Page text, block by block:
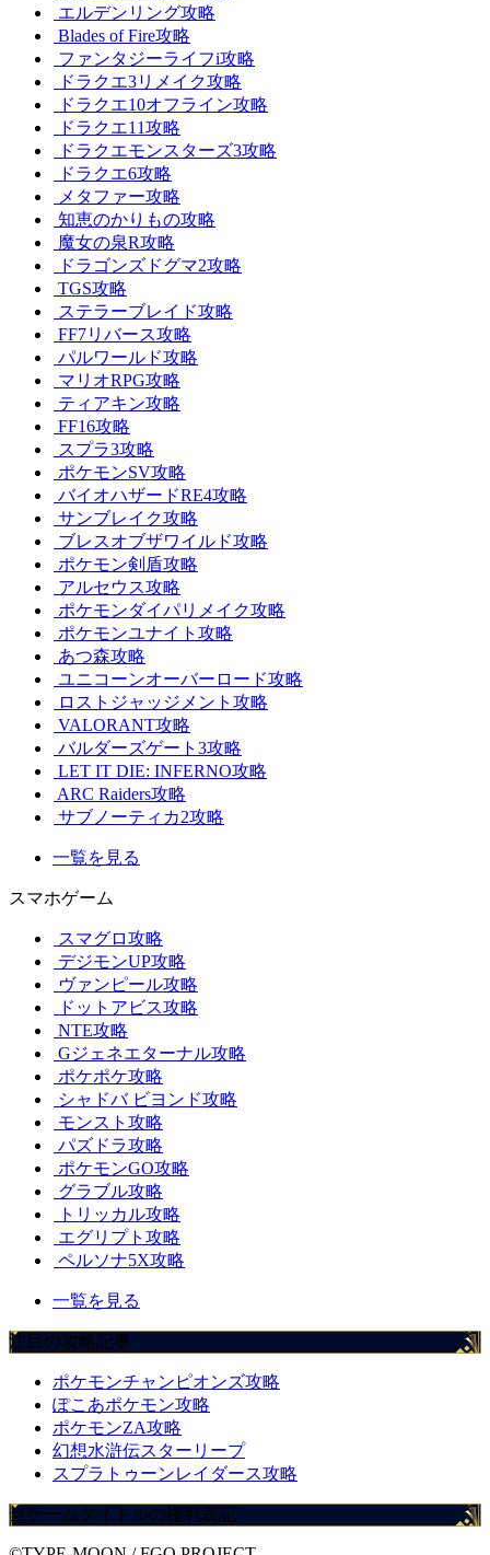
エルデンリング攻略
Blades of Fire攻略
ファンタジーライフi攻略
ドラクエ3リメイク攻略
ドラクエ10オフライン攻略
ドラクエ11攻略
ドラクエモンスターズ3攻略
ドラクエ6攻略
メタファー攻略
知恵のかりもの攻略
魔女の泉R攻略
ドラゴンズドグマ2攻略
TGS攻略
ステラーブレイド攻略
FF7リバース攻略
パルワールド攻略
マリオRPG攻略
ティアキン攻略
FF16攻略
スプラ3攻略
ポケモンSV攻略
バイオハザードRE4攻略
サンブレイク攻略
ブレスオブザワイルド攻略
ポケモン剣盾攻略
アルセウス攻略
ポケモンダイパリメイク攻略
ポケモンユナイト攻略
あつ森攻略
ユニコーンオーバーロード攻略
ロストジャッジメント攻略
VALORANT攻略
バルダーズゲート3攻略
LET IT DIE: INFERNO攻略
ARC Raiders攻略
サブノーティカ2攻略
一覧を見る
スマホゲーム
スマグロ攻略
デジモンUP攻略
ヴァンピール攻略
ドットアビス攻略
NTE攻略
Gジェネエターナル攻略
ポケポケ攻略
シャドバ ビヨンド攻略
モンスト攻略
パズドラ攻略
ポケモンGO攻略
グラブル攻略
トリッカル攻略
エグリプト攻略
ペルソナ5X攻略
一覧を見る
注目の攻略記事
ポケモンチャンピオンズ攻略
ぽこあポケモン攻略
ポケモンZA攻略
幻想水滸伝スターリープ
スプラトゥーンレイダース攻略
当ゲームタイトルの権利表記